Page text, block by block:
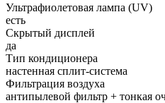
Ультрафиолетовая лампа (UV)
есть
Скрытый дисплей
да
Тип кондиционера
настенная сплит-система
Фильтрация воздуха
антипылевой фильтр + тонкая